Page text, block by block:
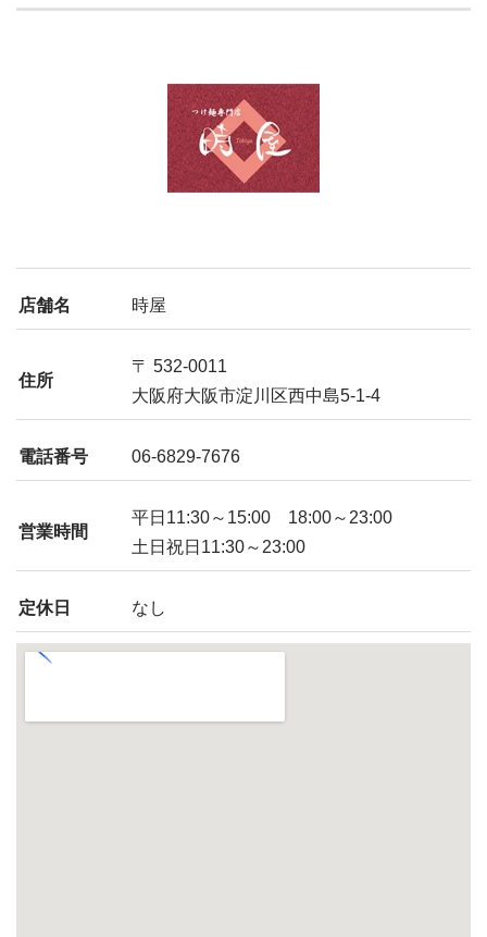
店舗名 時屋
住所
〒 532-0011
大阪府大阪市淀川区西中島5-1-4
電話番号 06-6829-7676
営業時間
平日11:30～15:00 18:00～23:00
土日祝日11:30～23:00
定休日 なし